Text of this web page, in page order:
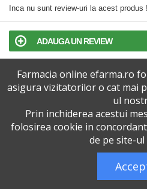
Inca nu sunt review-uri la acest produs !
ADAUGA UN REVIEW
TERMENI SI CONDITII
POLITICA DE
VERSIUNEA DESKTOP
Dreptul de autor © efarma.ro - Toate Drepturile
Farmacia online efarma.ro
asigura vizitatorilor o cat mai
ul
Prin inchiderea acestui
folosirea cookie in
de pe site-